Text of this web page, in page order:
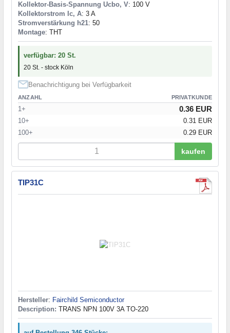
Kollektor-Basis-Spannung Ucbo, V: 100 V
Kollektorstrom Ic, A: 3 A
Stromverstärkung h21: 50
Montage: THT
verfügbar: 20 St.
20 St. - stock Köln
Benachrichtigung bei Verfügbarkeit
ANZAHL PRIVATKUNDE
1+ 0.36 EUR
10+
0.31 EUR
100+
0.29 EUR
kaufen
TIP31C
Hersteller: Fairchild Semiconductor
Description: TRANS NPN 100V 3A TO-220